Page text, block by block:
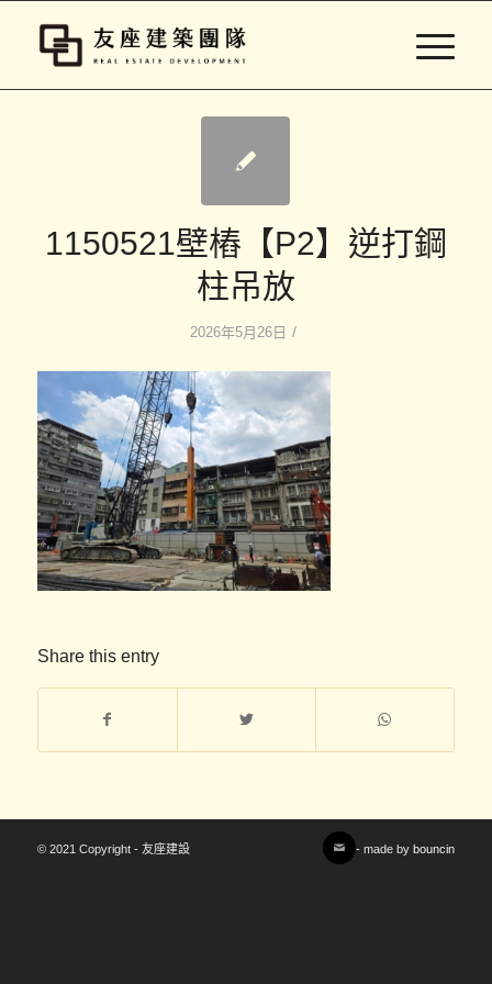
1150521壁樁【P2】逆打鋼
柱吊放
2026年5月26日 /
Share this entry
© 2021 Copyright - 友座建設 - made by bouncin